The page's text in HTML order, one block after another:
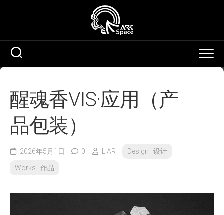
醒魂香VIS·应用（产
品包装）
2026年5月1日 0 LIAR Design | 设计
Works | 作品